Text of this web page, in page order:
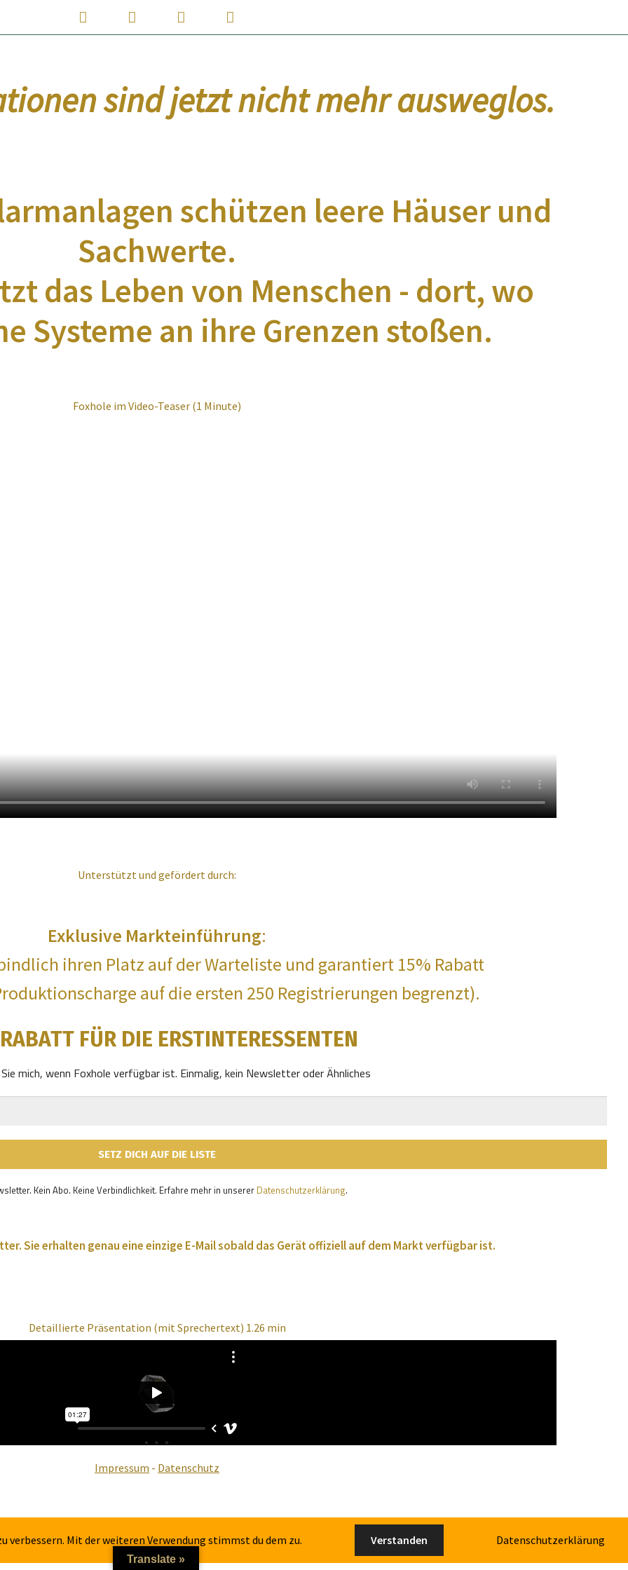
sind jetzt nicht mehr ausweglos.
schützen leere Häuser und
Sachwerte.
das Leben von Menschen - dort, wo
Systeme an ihre Grenzen stoßen.
Foxhole im Video-Teaser (1 Minute)
Unterstützt und gefördert durch:
Exklusive Markteinführung:
ihren Platz auf der Warteliste und garantiert 15% Rabatt
auf die ersten 250 Registrierungen begrenzt).
FÜR DIE ERSTINTERESSENTEN
mich, wenn Foxhole verfügbar ist. Einmalig, kein Newsletter oder Ähnliches
Kein Abo. Keine Verbindlichkeit. Erfahre mehr in unserer Datenschutzerklärung.
Sie erhalten genau eine einzige E-Mail sobald das Gerät offiziell auf dem Markt verfügbar ist.
Detaillierte Präsentation (mit Sprechertext) 1.26 min
Impressum - Datenschutz
verbessern. Mit der weiteren Verwendung stimmst du dem zu. Verstanden Datenschutzerklärung
Translate »